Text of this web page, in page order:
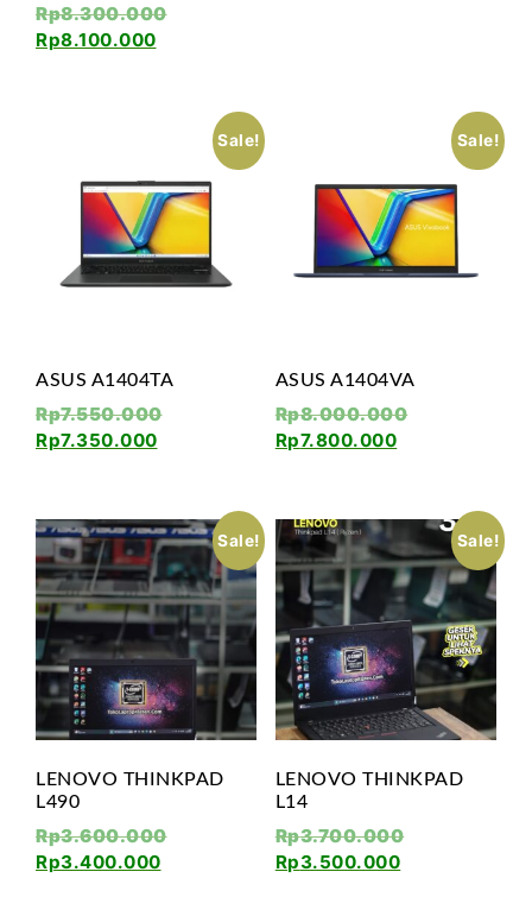
Rp8.300.000
Rp8.100.000
Sale!
ASUS A1404TA
Rp7.550.000
Rp7.350.000
Sale!
ASUS A1404VA
Rp8.000.000
Rp7.800.000
Sale!
LENOVO THINKPAD
L490
Rp3.600.000
Rp3.400.000
Sale!
LENOVO THINKPAD
L14
Rp3.700.000
Rp3.500.000